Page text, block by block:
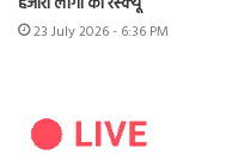
23 July 2026 - 6:36 PM